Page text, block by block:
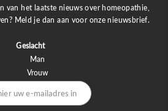
van het laatste nieuws over homeopathie,
Meld je dan aan voor onze nieuwsbrief.
Geslacht
Man
Vrouw